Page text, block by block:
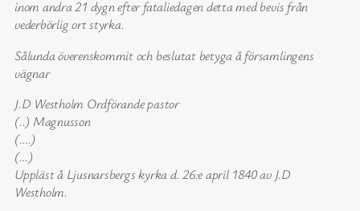
inom andra 21 dygn efter fataliedagen detta med bevis från
vederbörlig ort styrka.
Sålunda överenskommit och beslutat betyga å församlingens
vägnar
J.D Westholm Ordförande pastor
(..) Magnusson
(….)
(…)
Uppläst å Ljusnarsbergs kyrka d. 26:e april 1840 av J.D
Westholm.